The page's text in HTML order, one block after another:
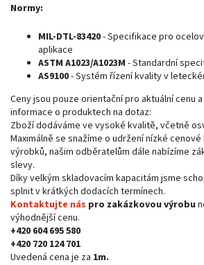
Normy:
MIL-DTL-83420- Specifikace pro
aplikace
ASTM A1023/A1023M - Standardní
AS9100- Systém řízení kvality v
Ceny jsou pouze orientační pro aktuální cenu
informace o produktech na dotaz:
Zboží dodáváme ve vysoké kvalitě, včetně
Maximálně se snažíme o udržení nízké
výrobků, našim odběratelům dále nabízíme
slevy.
Díky velkým skladovacím kapacitám jsme
splnit v krátkých dodacích termínech.
Kontaktujte nás pro zakázkovou výrobu
výhodnější cenu.
+420 604 695 580
+420 720 124 701
Uvedená cena je za 1m.